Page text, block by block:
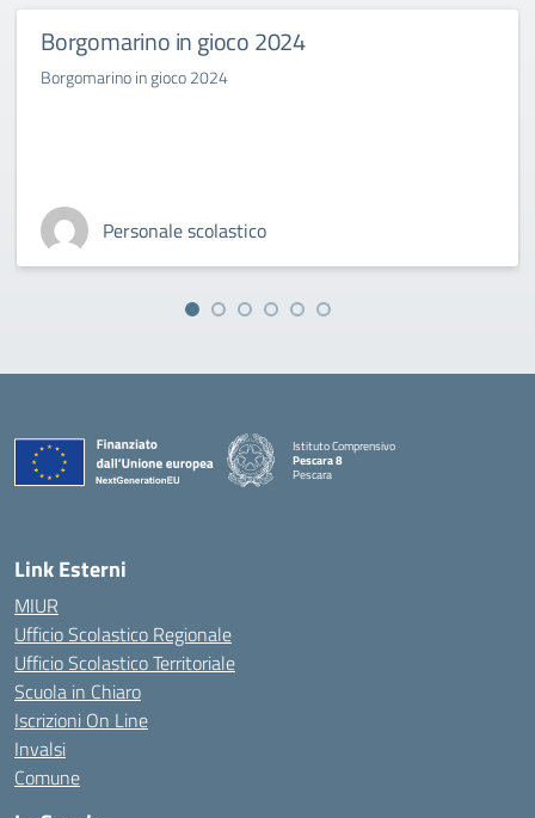
Borgomarino in gioco 2024
Borgomarino in gioco 2024
Personale scolastico
Istituto Comprensivo
Pescara 8
Pescara
Link Esterni
MIUR
Ufficio Scolastico Regionale
Ufficio Scolastico Territoriale
Scuola in Chiaro
Iscrizioni On Line
Invalsi
Comune